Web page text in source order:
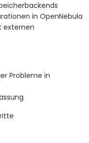
in OpenNebula
externen
Probleme in